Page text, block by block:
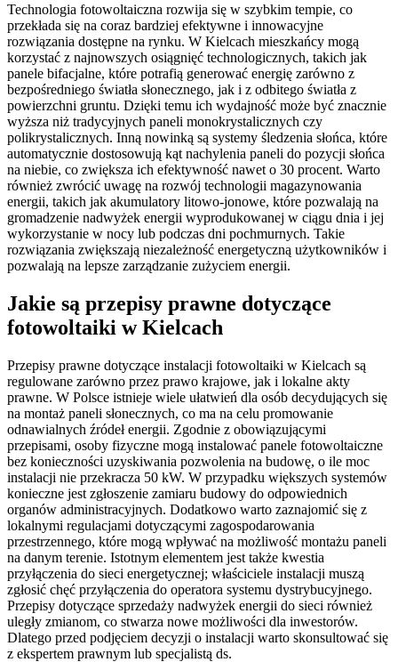
Technologia fotowoltaiczna rozwija się w szybkim tempie, co
przekłada się na coraz bardziej efektywne i innowacyjne
rozwiązania dostępne na rynku. W Kielcach mieszkańcy mogą
korzystać z najnowszych osiągnięć technologicznych, takich jak
panele bifacjalne, które potrafią generować energię zarówno z
bezpośredniego światła słonecznego, jak i z odbitego światła z
powierzchni gruntu. Dzięki temu ich wydajność może być znacznie
wyższa niż tradycyjnych paneli monokrystalicznych czy
polikrystalicznych. Inną nowinką są systemy śledzenia słońca, które
automatycznie dostosowują kąt nachylenia paneli do pozycji słońca
na niebie, co zwiększa ich efektywność nawet o 30 procent. Warto
również zwrócić uwagę na rozwój technologii magazynowania
energii, takich jak akumulatory litowo-jonowe, które pozwalają na
gromadzenie nadwyżek energii wyprodukowanej w ciągu dnia i jej
wykorzystanie w nocy lub podczas dni pochmurnych. Takie
rozwiązania zwiększają niezależność energetyczną użytkowników i
pozwalają na lepsze zarządzanie zużyciem energii.
Jakie są przepisy prawne dotyczące
fotowoltaiki w Kielcach
Przepisy prawne dotyczące instalacji fotowoltaiki w Kielcach są
regulowane zarówno przez prawo krajowe, jak i lokalne akty
prawne. W Polsce istnieje wiele ułatwień dla osób decydujących się
na montaż paneli słonecznych, co ma na celu promowanie
odnawialnych źródeł energii. Zgodnie z obowiązującymi
przepisami, osoby fizyczne mogą instalować panele fotowoltaiczne
bez konieczności uzyskiwania pozwolenia na budowę, o ile moc
instalacji nie przekracza 50 kW. W przypadku większych systemów
konieczne jest zgłoszenie zamiaru budowy do odpowiednich
organów administracyjnych. Dodatkowo warto zaznajomić się z
lokalnymi regulacjami dotyczącymi zagospodarowania
przestrzennego, które mogą wpływać na możliwość montażu paneli
na danym terenie. Istotnym elementem jest także kwestia
przyłączenia do sieci energetycznej; właściciele instalacji muszą
zgłosić chęć przyłączenia do operatora systemu dystrybucyjnego.
Przepisy dotyczące sprzedaży nadwyżek energii do sieci również
uległy zmianom, co stwarza nowe możliwości dla inwestorów.
Dlatego przed podjęciem decyzji o instalacji warto skonsultować się
z ekspertem prawnym lub specjalistą ds.